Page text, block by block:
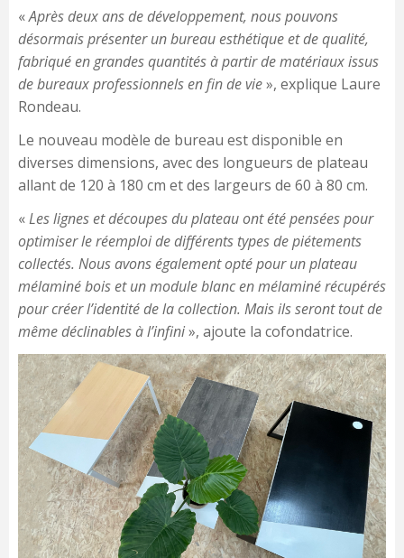
«Après deux ans de développement, nous pouvons
désormais présenter un bureau esthétique et de qualité,
fabriqué en grandes quantités à partir de matériaux issus
de bureaux professionnels en fin de vie», explique Laure
Rondeau.
Le nouveau modèle de bureau est disponible en
diverses dimensions, avec des longueurs de plateau
allant de 120 à 180 cm et des largeurs de 60 à 80 cm.
«Les lignes et découpes du plateau ont été pensées pour
optimiser le réemploi de différents types de piétements
collectés. Nous avons également opté pour un plateau
mélaminé bois et un module blanc en mélaminé récupérés
pour créer l’identité de la collection. Mais ils seront tout de
même déclinables à l’infini», ajoute la cofondatrice.